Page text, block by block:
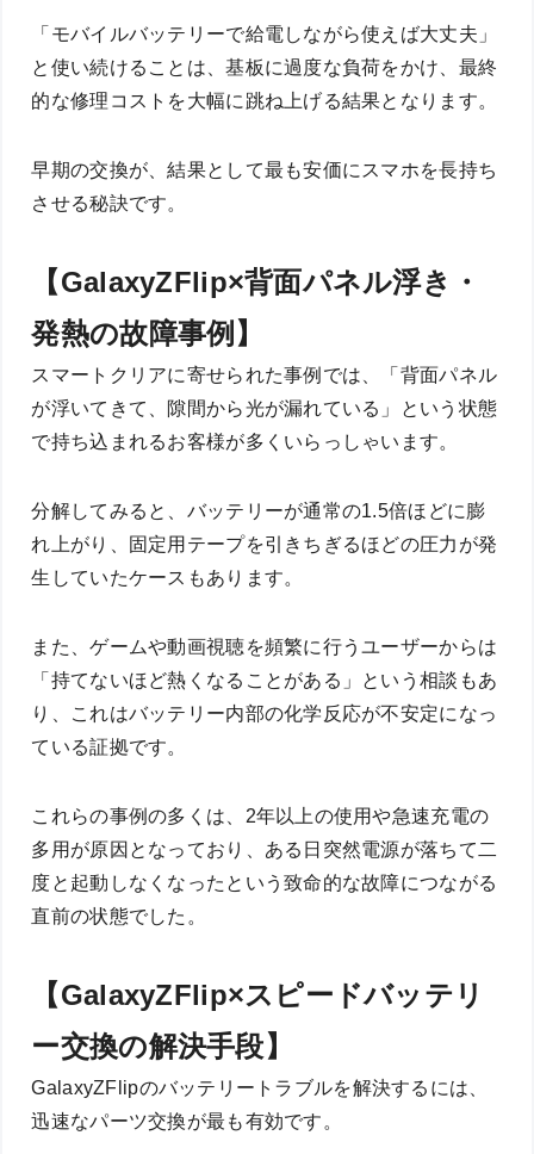
「モバイルバッテリーで給電しながら使えば大丈夫」
と使い続けることは、基板に過度な負荷をかけ、最終
的な修理コストを大幅に跳ね上げる結果となります。
早期の交換が、結果として最も安価にスマホを長持ち
させる秘訣です。
【GalaxyZFlip×背面パネル浮き・
発熱の故障事例】
スマートクリアに寄せられた事例では、「背面パネル
が浮いてきて、隙間から光が漏れている」という状態
で持ち込まれるお客様が多くいらっしゃいます。
分解してみると、バッテリーが通常の1.5倍ほどに膨
れ上がり、固定用テープを引きちぎるほどの圧力が発
生していたケースもあります。
また、ゲームや動画視聴を頻繁に行うユーザーからは
「持てないほど熱くなることがある」という相談もあ
り、これはバッテリー内部の化学反応が不安定になっ
ている証拠です。
これらの事例の多くは、2年以上の使用や急速充電の
多用が原因となっており、ある日突然電源が落ちて二
度と起動しなくなったという致命的な故障につながる
直前の状態でした。
【GalaxyZFlip×スピードバッテリ
ー交換の解決手段】
GalaxyZFlipのバッテリートラブルを解決するには、
迅速なパーツ交換が最も有効です。